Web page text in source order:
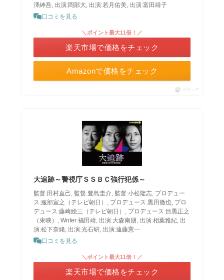
澤紳吾, 出演:岡部大, 出演:若月佑美, 出演:富田靖子
口コミを見る
Amazonで価格をチェック
＼ポイント最大11倍！／
楽天市場で価格をチェック
ポチップ
大追跡～警視庁ＳＳＢＣ強行犯係～
監督:田村直己, 監督:豊島圭介, 監督:小松隆志, プロデュー
ス:服部宣之（テレビ朝日）, プロデュース:黒田徹也, プロ
デュース:藤崎絵三（テレビ朝日）, プロデュース:目黒正之
（東映）, Writer:福田靖, 出演:大森南朋, 出演:相葉雅紀, 出
演:松下奈緒, 出演:光石研, 出演:遠藤憲一
口コミを見る
＼ポイント最大11倍！／
楽天市場で価格をチェック